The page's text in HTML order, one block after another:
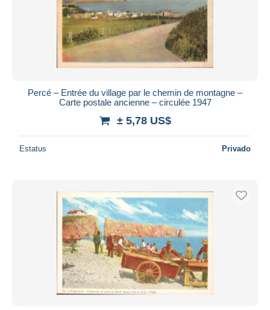
Percé – Entrée du village par le chemin de montagne –
Carte postale ancienne – circulée 1947
± 5,78 US$
Estatus Privado